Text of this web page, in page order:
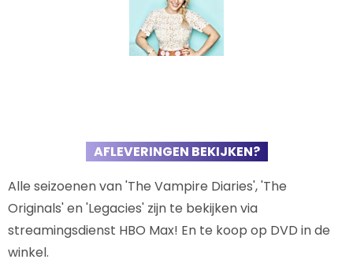
AFLEVERINGEN BEKIJKEN?
Alle seizoenen van 'The Vampire Diaries', 'The
Originals' en 'Legacies' zijn te bekijken via
streamingsdienst HBO Max! En te koop op DVD in de
winkel.